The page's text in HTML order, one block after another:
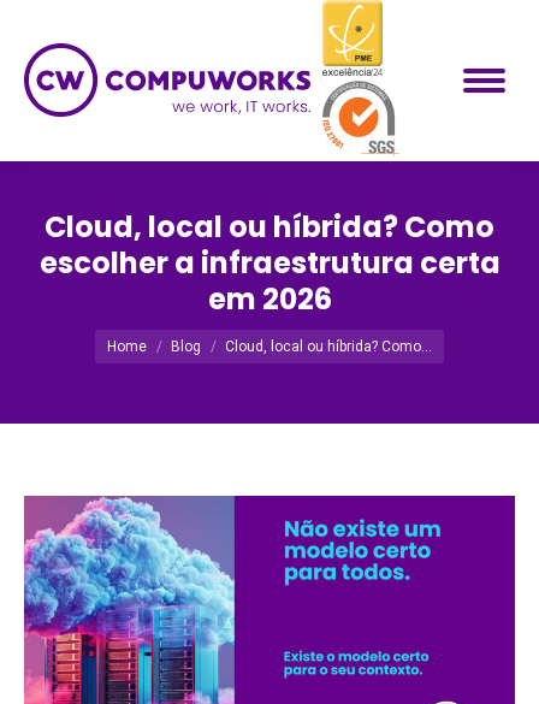
Cloud, local ou híbrida? Como
escolher a infraestrutura certa
em 2026
Você está aqui:
Home Blog Cloud, local ou híbrida? Como…